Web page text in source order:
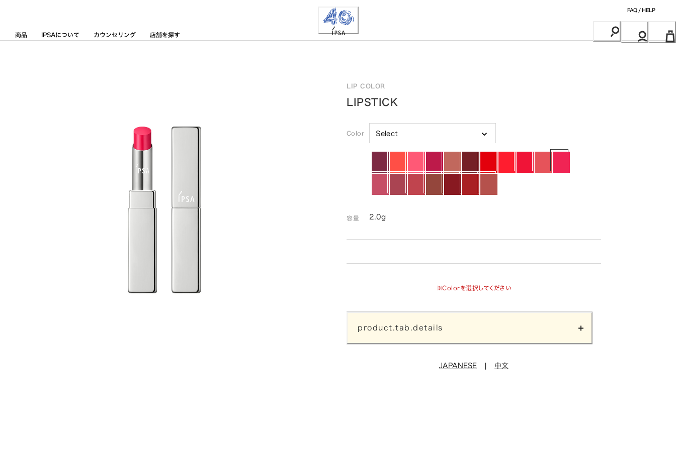
商品 IPSAについて カウンセリング 店舗を探す
FAQ / HELP
LIP COLOR
LIPSTICK
Color Select
容量 2.0g
※Colorを選択してください
product.tab.details
JAPANESE 中文